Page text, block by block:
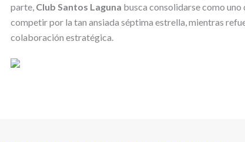
parte, Club Santos Laguna busca consolidarse como
competir por la tan ansiada séptima estrella, mientras
colaboración estratégica.